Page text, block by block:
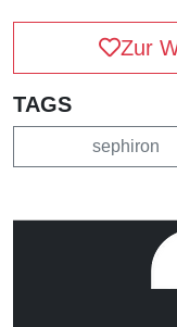
Zur
TAGS
sephiron